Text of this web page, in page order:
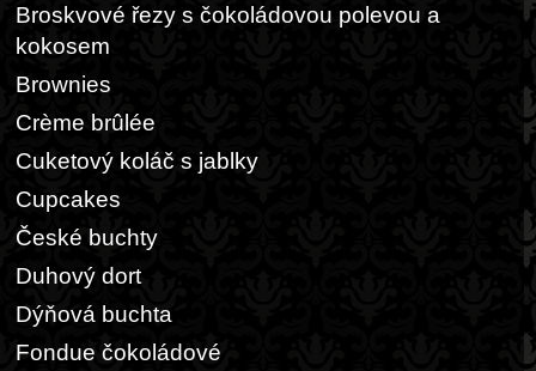
Broskvové řezy s čokoládovou polevou a
kokosem
Brownies
Crème brûlée
Cuketový koláč s jablky
Cupcakes
České buchty
Duhový dort
Dýňová buchta
Fondue čokoládové